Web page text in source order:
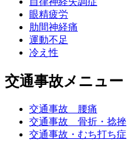
眼精疲労
肋間神経痛
運動不足
冷え性
交通事故メニュー
交通事故 腰痛
交通事故 骨折・捻挫
交通事故・むち打ち症